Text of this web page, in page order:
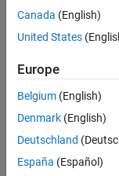
Enregistrer
sélectionnées
Les
descriptions
poste
Canada (English)
United States
Europe
Belgium (English)
Denmark (English)
Deutschland
España (Español)